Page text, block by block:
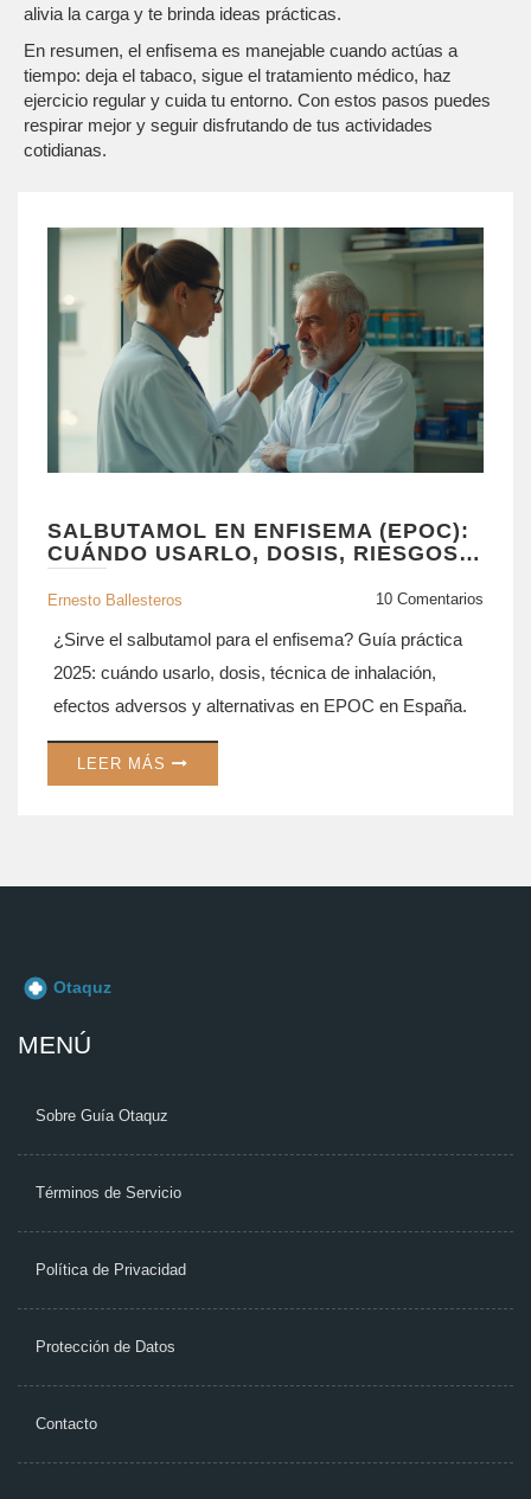
alivia la carga y te brinda ideas prácticas.
En resumen, el enfisema es manejable cuando actúas a
tiempo: deja el tabaco, sigue el tratamiento médico, haz
ejercicio regular y cuida tu entorno. Con estos pasos puedes
respirar mejor y seguir disfrutando de tus actividades
cotidianas.
SALBUTAMOL EN ENFISEMA (EPOC):
CUÁNDO USARLO, DOSIS, RIESGOS Y
ALTERNATIVAS 2025
Ernesto Ballesteros 10 Comentarios
¿Sirve el salbutamol para el enfisema? Guía práctica
2025: cuándo usarlo, dosis, técnica de inhalación,
efectos adversos y alternativas en EPOC en España.
LEER MÁS
MENÚ
Sobre Guía Otaquz
Términos de Servicio
Política de Privacidad
Protección de Datos
Contacto